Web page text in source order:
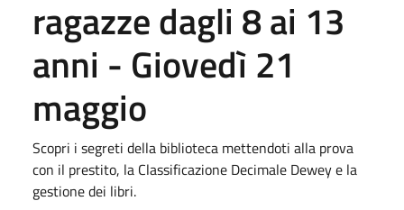
ragazze dagli 8 ai 13
anni - Giovedì 21
maggio
Scopri i segreti della biblioteca mettendoti alla prova
con il prestito, la Classificazione Decimale Dewey e la
gestione dei libri.